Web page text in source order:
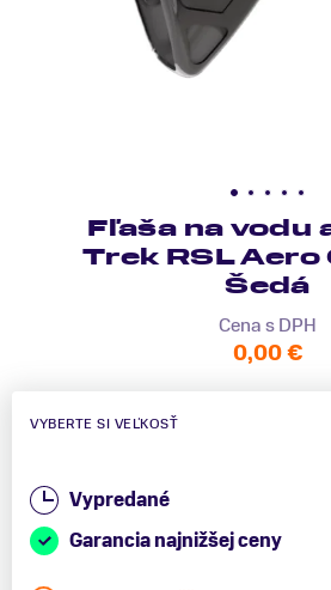
Fľaša na vodu
Trek RSL
Šedá
Cena s DPH
0,00 €
VYBERTE SI VEĽKOSŤ
Vypredané
Garancia najnižšej ceny